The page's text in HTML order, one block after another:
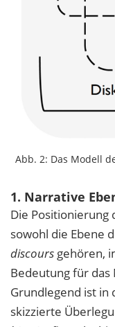
Abb. 2: Das Modell
1. Narrative
Die Positionierung
sowohl die Ebene
discours gehören,
Bedeutung für
Grundlegend ist in
skizzierte